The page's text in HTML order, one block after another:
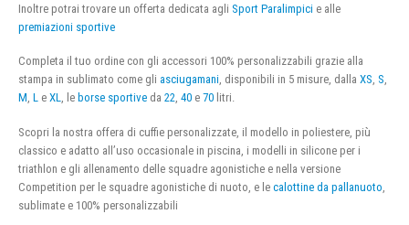
Inoltre potrai trovare un offerta dedicata agli Sport Paralimpici e alle
premiazioni sportive
Completa il tuo ordine con gli accessori 100% personalizzabili grazie alla
stampa in sublimato come gli asciugamani, disponibili in 5 misure, dalla XS, S,
M, L e XL, le borse sportive da 22, 40 e 70 litri.
Scopri la nostra offera di cuffie personalizzate, il modello in poliestere, più
classico e adatto all’uso occasionale in piscina, i modelli in silicone per i
triathlon e gli allenamento delle squadre agonistiche e nella versione
Competition per le squadre agonistiche di nuoto, e le calottine da pallanuoto
sublimate e 100% personalizzabili